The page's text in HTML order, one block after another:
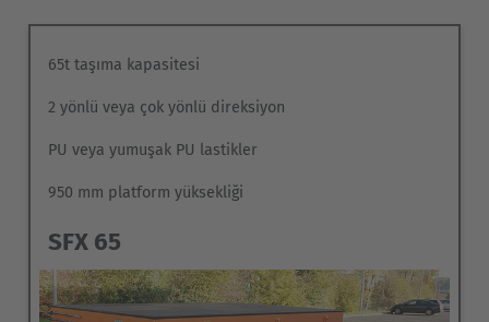
65t taşıma kapasitesi
2 yönlü veya çok yönlü direksiyon
PU veya yumuşak PU lastikler
950 mm platform yüksekliği
SFX 65